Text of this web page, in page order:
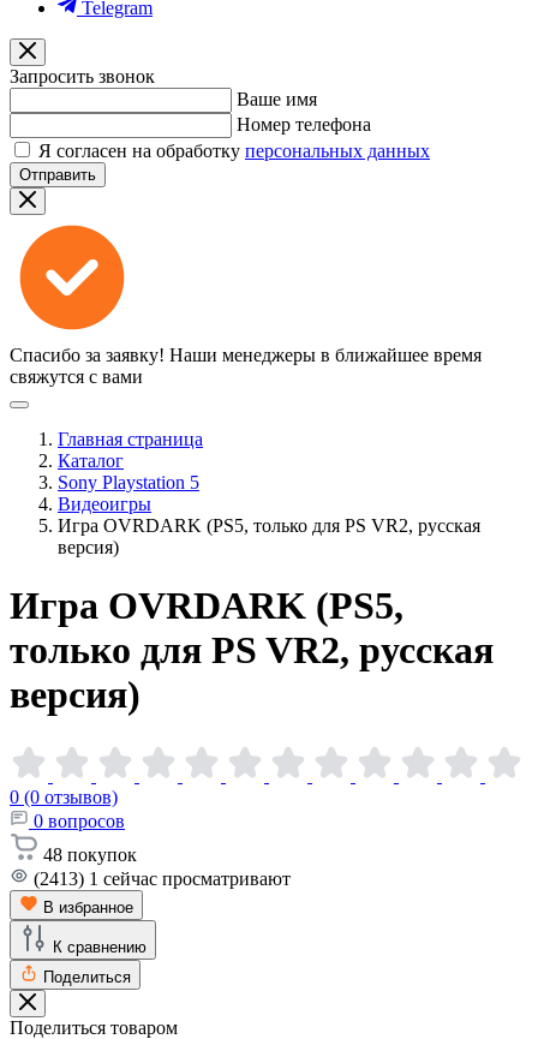
Telegram
Запросить звонок
Ваше имя
Номер телефона
Я согласен на обработку персональных данных
Отправить
Спасибо за заявку! Наши менеджеры в ближайшее время
свяжутся с вами
Главная страница
Каталог
Sony Playstation 5
Видеоигры
Игра OVRDARK (PS5, только для PS VR2, русская
версия)
Игра OVRDARK (PS5,
только для PS VR2, русская
версия)
0 (0 отзывов)
0 вопросов
48 покупок
(2413) 1 сейчас просматривают
В избранное
К сравнению
Поделиться
Поделиться товаром